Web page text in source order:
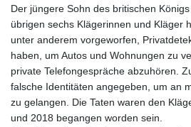
Der jüngere Sohn des britischen
übrigen sechs Klägerinnen und Kläger
unter anderem vorgeworfen,
haben, um Autos und Wohnungen zu
private Telefongespräche abzuhören.
falsche Identitäten angegeben, um an
zu gelangen. Die Taten waren den
und 2018 begangen worden sein.